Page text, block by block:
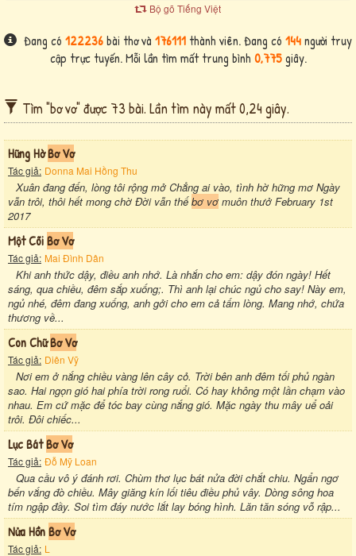
Bộ gõ Tiếng Việt
Đang có 122236bài thơ và 176111 thành viên. Đang có 144người truy
cập trực tuyến. Mỗi lần tìm mất trung bình 0,775giây.
Tìm "bơ vơ" được 73 bài. Lần tìm này mất 0,24 giây.
Hững HờBơ Vơ
Tác giả: Donna Mai Hồng Thu
Xuân đang đến, lòng tôi rộng mở Chẳng ai vào, tình hờ hững mơ Ngày
vẫn trôi, thôi hết mong chờ Đời vẫn thếbơ vơ muôn thưở February 1st
2017
Một CõiBơ Vơ
Tác giả: Mai Đình Dân
Khi anh thức dậy, điều anh nhớ. Là nhắn cho em: dậy đón ngày! Hết
sáng, qua chiều, đêm sắp xuống;. Thì anh lại chúc ngủ cho say! Này em,
ngủ nhé, đêm đang xuống, anh gởi cho em cả tấm lòng. Mang nhớ, chứa
thương về...
Con ChữBơ Vơ
Tác giả: Diên Vỹ
Nơi em ở nắng chiều vàng lên cây cỏ. Trời bên anh đêm tối phủ ngàn
sao. Hai ngọn gió hai phía trời rong ruổi. Có hay không một lần chạm vào
nhau. Em cứ mặc để tóc bay cùng nắng gió. Mặc ngày thu mây uể oải
trôi. Đôi chiếc...
Lục BátBơ Vơ
Tác giả: Đỗ Mỹ Loan
Qua cầu vô ý đánh rơi. Chùm thơ lục bát nửa đời chắt chiu. Ngẩn ngơ
bến vắng đò chiều. Mây giăng kín lối tiêu điều phủ vây. Dòng sông hoa
tím ngập đầy. Soi tìm đáy nước lắt lay bóng hình. Lăn tăn sóng vỗ rập...
Nửa HồnBơ Vơ
Tác giả: L